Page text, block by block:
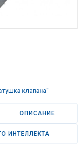
клапана"
ОПИСАНИЕ
ИНТЕЛЛЕКТА